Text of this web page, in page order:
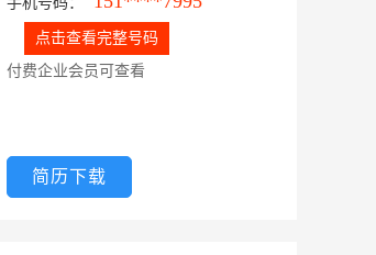
点击查看完整号码
付费企业会员可查看
简历下载